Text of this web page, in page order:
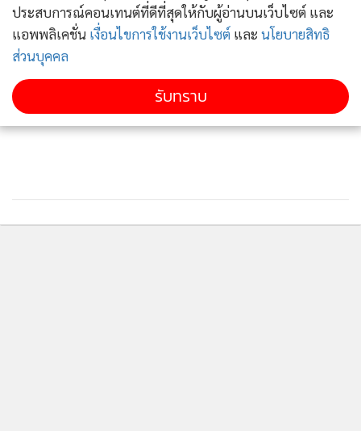
ประสบการณ์คอนเทนต์ที่ดีที่สุดให้กับผู้อ่านบนเว็บไซต์ และ
แอพพลิเคชั่น เงื่อนไขการใช้งานเว็บไซต์ และ นโยบายสิทธิ
ส่วนบุคคล
รับทราบ